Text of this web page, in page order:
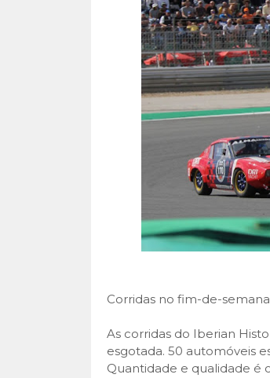
Corridas no fim-de-
As corridas do Iberian
esgotada. 50 automóveis
Quantidade e qualidade é